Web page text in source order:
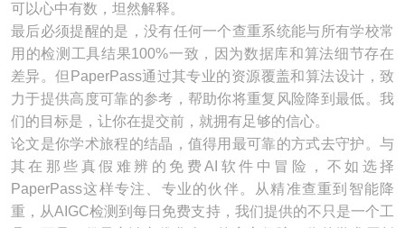
可以心中有数，坦然解释。
最后必须提醒的是，没有任何一个查重系统能与所有学校常
用的检测工具结果100%一致，因为数据库和算法细节存在
差异。但PaperPass通过其专业的资源覆盖和算法设计，致
力于提供高度可靠的参考，帮助你将重复风险降到最低。我
们的目标是，让你在提交前，就拥有足够的信心。
论文是你学术旅程的结晶，值得用最可靠的方式去守护。与
其在那些真假难辨的免费AI软件中冒险，不如选择
PaperPass这样专注、专业的伙伴。从精准查重到智能降
重，从AIGC检测到每日免费支持，我们提供的不只是一个工